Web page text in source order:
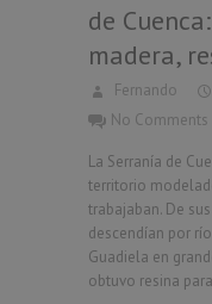
de
madera,
Fernando
No Comments
La Serranía de
territorio
trabajaban. De
descendían por
Guadiela en
obtuvo resina